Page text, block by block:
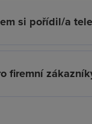
si pořídil/a
firemní